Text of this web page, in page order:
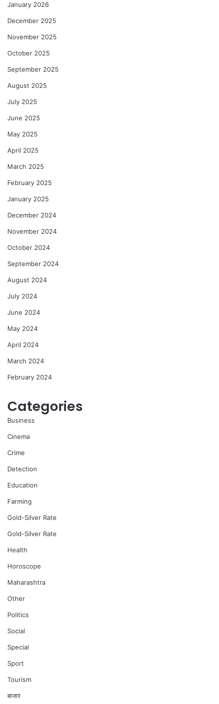
January 2026
December 2025
November 2025
October 2025
September 2025
August 2025
July 2025
June 2025
May 2025
April 2025
March 2025
February 2025
January 2025
December 2024
November 2024
October 2024
September 2024
August 2024
July 2024
June 2024
May 2024
April 2024
March 2024
February 2024
Categories
Business
Cinema
Crime
Detection
Education
Farming
Gold-Silver Rate
Gold-Silver Rate
Health
Horoscope
Maharashtra
Other
Politics
Social
Special
Sport
Tourism
बाजार